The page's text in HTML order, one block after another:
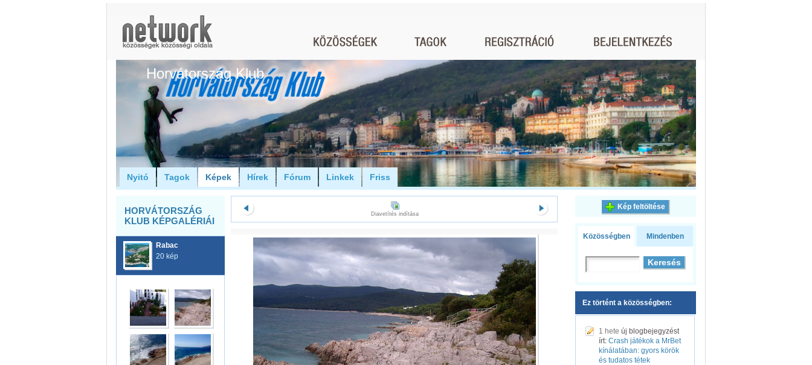
Horvátország Klub
Nyitó Tagok Képek Hírek Fórum Linkek Friss
HORVÁTORSZÁG
KLUB KÉPGALÉRIÁI
Rabac
20 kép
Diavetítés indítása
Kép feltöltése
Közösségben Mindenben
Ez történt a közösségben:
1 hete új blogbejegyzést
írt: Crash játékok a MrBet
kínálatában: gyors körök
és tudatos tétek